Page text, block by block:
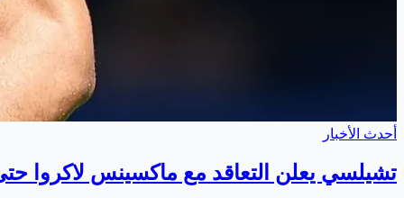
أحدث الأخبار
تشيلسي يعلن التعاقد مع ماكسينس لاكروا حتى